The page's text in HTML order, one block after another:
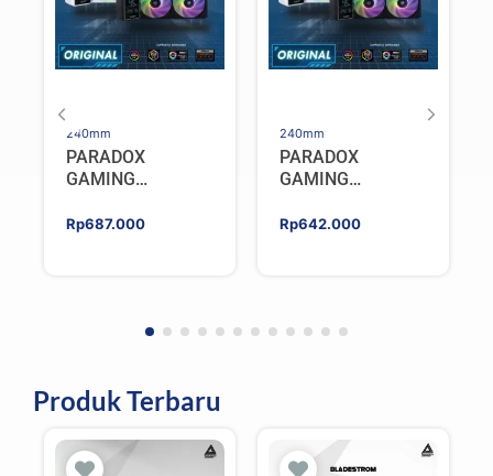
240mm
PARADOX
GAMING
ELIXIR 240 – AIO
Rp687.000
240mm
PARADOX
GAMING
ELIXIR 240 – AIO
Rp642.000
Produk Terbaru